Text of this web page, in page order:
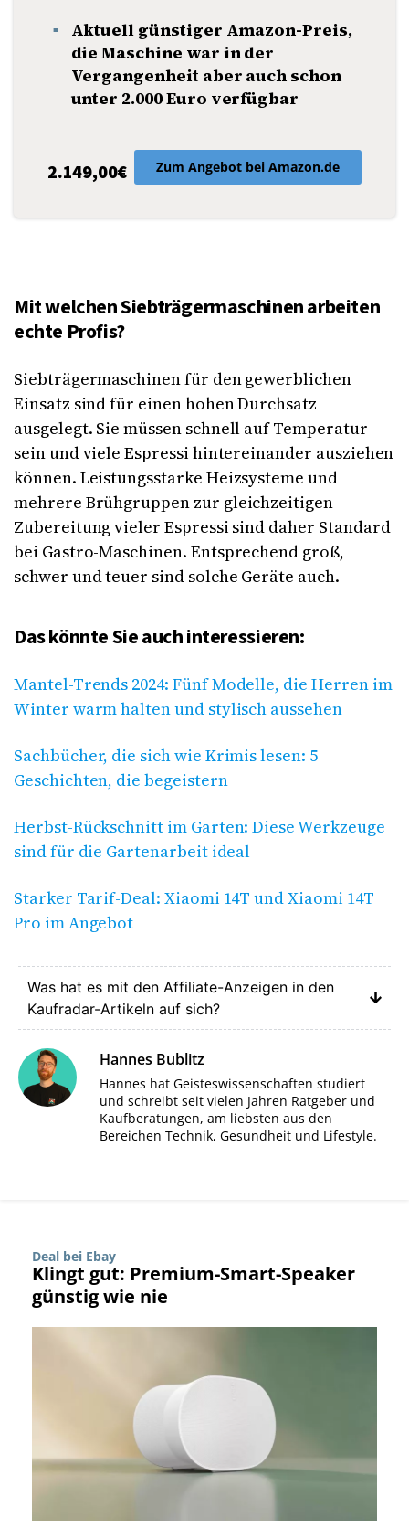
Aktuell günstiger Amazon-Preis,
die Maschine war in der
Vergangenheit aber auch schon
unter 2.000 Euro verfügbar
2.149,00€ Zum Angebot bei Amazon.de
Mit welchen Siebträgermaschinen arbeiten
echte Profis?
Siebträgermaschinen für den gewerblichen
Einsatz sind für einen hohen Durchsatz
ausgelegt. Sie müssen schnell auf Temperatur
sein und viele Espressi hintereinander ausziehen
können. Leistungsstarke Heizsysteme und
mehrere Brühgruppen zur gleichzeitigen
Zubereitung vieler Espressi sind daher Standard
bei Gastro-Maschinen. Entsprechend groß,
schwer und teuer sind solche Geräte auch.
Das könnte Sie auch interessieren:
Mantel-Trends 2024: Fünf Modelle, die Herren im
Winter warm halten und stylisch aussehen
Sachbücher, die sich wie Krimis lesen: 5
Geschichten, die begeistern
Herbst-Rückschnitt im Garten: Diese Werkzeuge
sind für die Gartenarbeit ideal
Starker Tarif-Deal: Xiaomi 14T und Xiaomi 14T
Pro im Angebot
Was hat es mit den Affiliate-Anzeigen in den
Kaufradar-Artikeln auf sich?
Hannes Bublitz
Hannes hat Geisteswissenschaften studiert
und schreibt seit vielen Jahren Ratgeber und
Kaufberatungen, am liebsten aus den
Bereichen Technik, Gesundheit und Lifestyle.
Deal bei Ebay
Klingt gut: Premium-Smart-Speaker
günstig wie nie